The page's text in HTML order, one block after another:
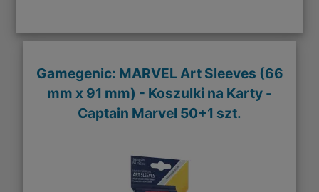
Gamegenic: MARVEL Art Sleeves (66
mm x 91 mm) - Koszulki na Karty -
Captain Marvel 50+1 szt.